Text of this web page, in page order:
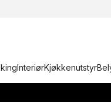
InteriørKjøkkenutstyr